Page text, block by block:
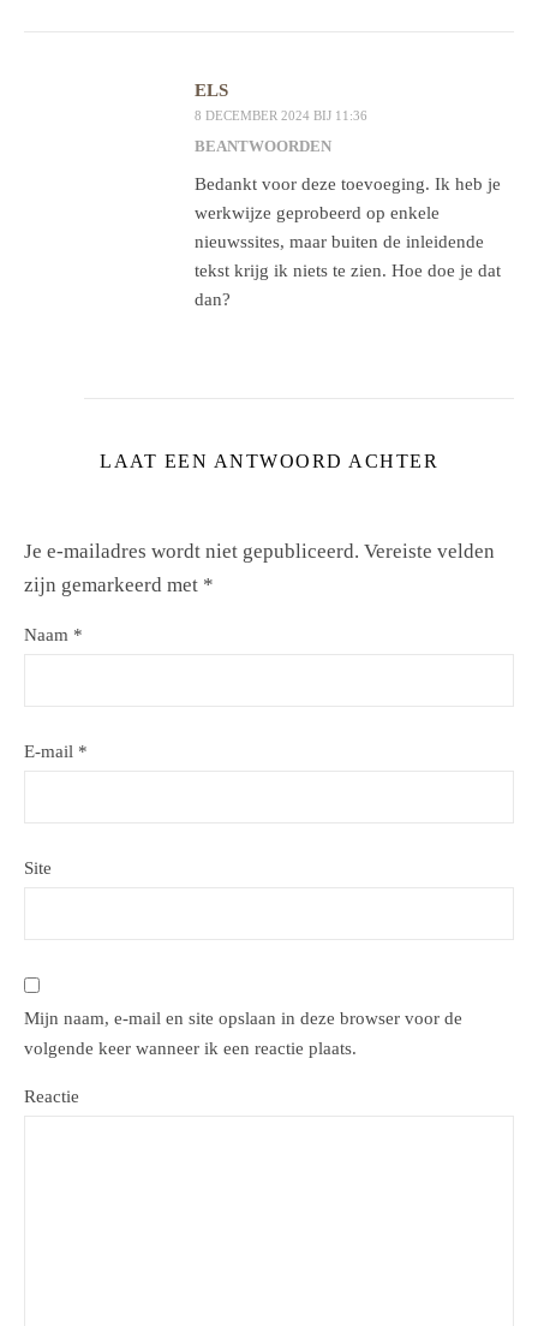
ELS
8 DECEMBER 2024 BIJ 11:36
BEANTWOORDEN
Bedankt voor deze toevoeging. Ik heb je
werkwijze geprobeerd op enkele
nieuwssites, maar buiten de inleidende
tekst krijg ik niets te zien. Hoe doe je dat
dan?
LAAT EEN ANTWOORD ACHTER
Je e-mailadres wordt niet gepubliceerd. Vereiste velden
zijn gemarkeerd met *
Naam *
E-mail *
Site
Mijn naam, e-mail en site opslaan in deze browser voor de
volgende keer wanneer ik een reactie plaats.
Reactie